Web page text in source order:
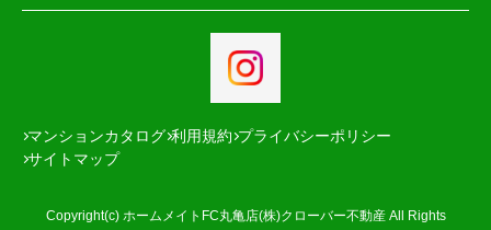
マンションカタログ 利用規約 プライバシーポリシー
サイトマップ
Copyright(c) ホームメイトFC丸亀店(株)クローバー不動産 All Rights